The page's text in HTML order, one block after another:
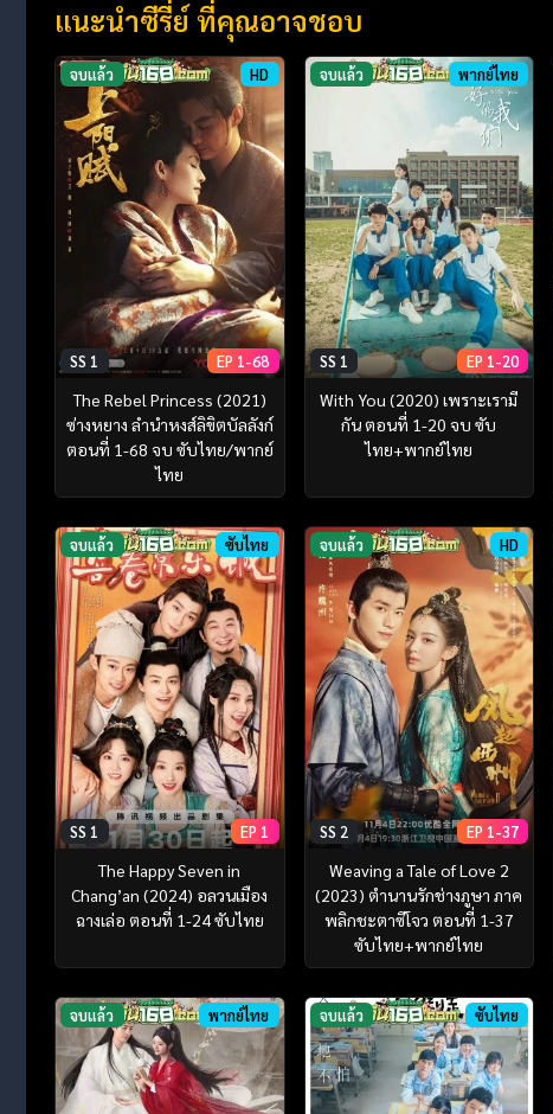
แนะนำซีรี่ย์ ที่คุณอาจชอบ
จบแล้ว HD
SS 1 EP 1-68
The Rebel Princess (2021)
ซ่างหยาง ลำนำหงส์ลิขิตบัลลังก์
ตอนที่ 1-68 จบ ซับไทย/พากย์
ไทย
จบแล้ว พากย์ไทย
SS 1 EP 1-20
With You (2020) เพราะเรามี
กัน ตอนที่ 1-20 จบ ซับ
ไทย+พากย์ไทย
จบแล้ว ซับไทย
SS 1 EP 1
The Happy Seven in
Chang’an (2024) อลวนเมือง
ฉางเล่อ ตอนที่ 1-24 ซับไทย
จบแล้ว HD
SS 2 EP 1-37
Weaving a Tale of Love 2
(2023) ตำนานรักช่างภูษา ภาค
พลิกชะตาซีโจว ตอนที่ 1-37
ซับไทย+พากย์ไทย
จบแล้ว พากย์ไทย จบแล้ว ซับไทย